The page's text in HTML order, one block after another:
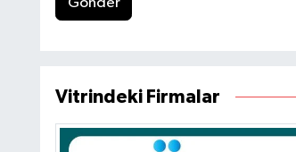
Vitrindeki Firmalar